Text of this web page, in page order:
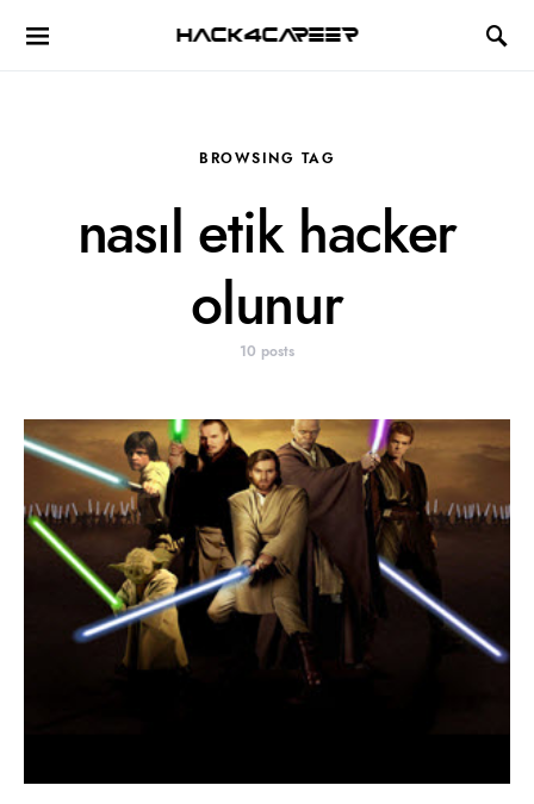
Hack4Career
BROWSING TAG
nasıl etik hacker
olunur
10 posts